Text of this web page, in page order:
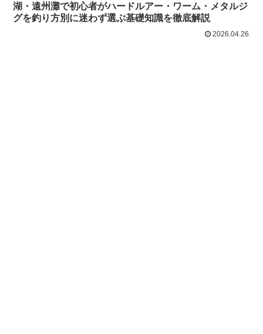
湖・遠州灘で初心者がハードルアー・ワーム・メタルジ
グを釣り方別に迷わず選ぶ基礎知識を徹底解説
2026.04.26